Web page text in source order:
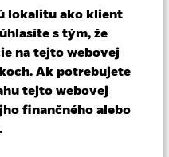
lokalitu ako klient
s tým, že
na tejto webovej
Ak potrebujete
tejto webovej
finančného alebo
za 1 deň k 05-aug-26
0,30 (0,39%)